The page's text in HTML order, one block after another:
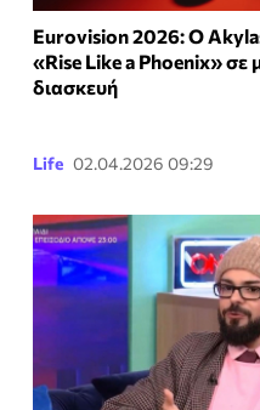
Eurovision 2026: Ο
«Rise Like a Phoenix» σε
διασκευή
Life 02.04.2026 09:29